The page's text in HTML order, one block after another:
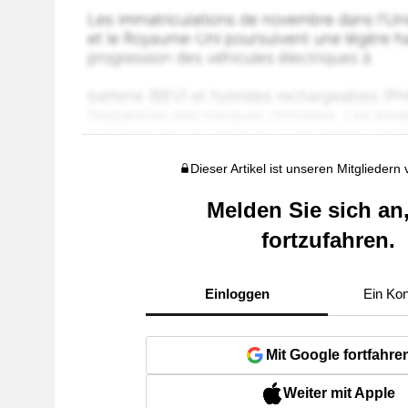
Dieser Artikel ist unseren Mitgliedern
Melden Sie sich
fortzufahren.
Einloggen Ein
Mit Google
Weiter mit Apple